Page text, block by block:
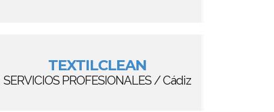
TEXTILCLEAN
SERVICIOS PROFESIONALES / Cádiz